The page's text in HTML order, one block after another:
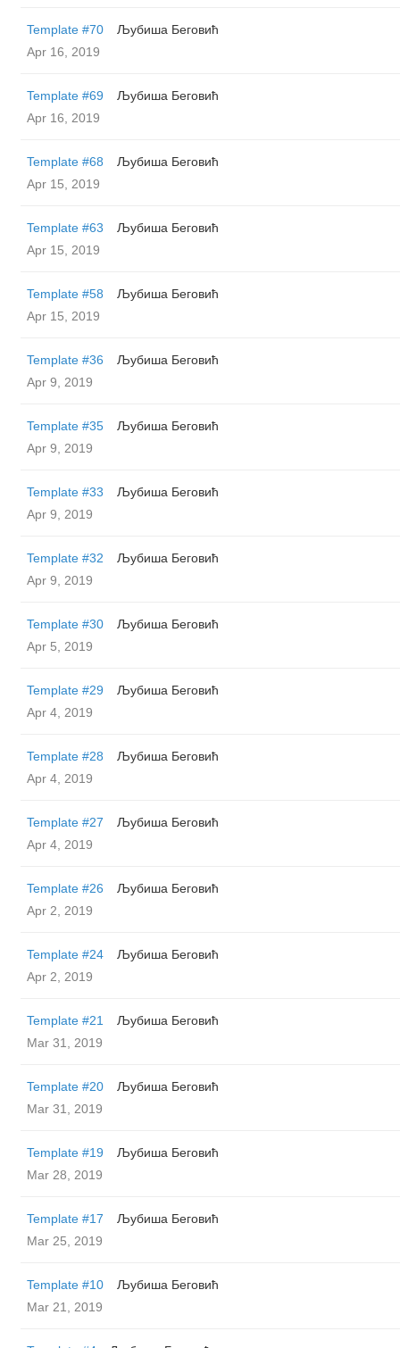
Template #70
Љубиша Беговић
Apr 16, 2019
Template #69
Љубиша Беговић
Apr 16, 2019
Template #68
Љубиша Беговић
Apr 15, 2019
Template #63
Љубиша Беговић
Apr 15, 2019
Template #58
Љубиша Беговић
Apr 15, 2019
Template #36
Љубиша Беговић
Apr 9, 2019
Template #35
Љубиша Беговић
Apr 9, 2019
Template #33
Љубиша Беговић
Apr 9, 2019
Template #32
Љубиша Беговић
Apr 9, 2019
Template #30
Љубиша Беговић
Apr 5, 2019
Template #29
Љубиша Беговић
Apr 4, 2019
Template #28
Љубиша Беговић
Apr 4, 2019
Template #27
Љубиша Беговић
Apr 4, 2019
Template #26
Љубиша Беговић
Apr 2, 2019
Template #24
Љубиша Беговић
Apr 2, 2019
Template #21
Љубиша Беговић
Mar 31, 2019
Template #20
Љубиша Беговић
Mar 31, 2019
Template #19
Љубиша Беговић
Mar 28, 2019
Template #17
Љубиша Беговић
Mar 25, 2019
Template #10
Љубиша Беговић
Mar 21, 2019